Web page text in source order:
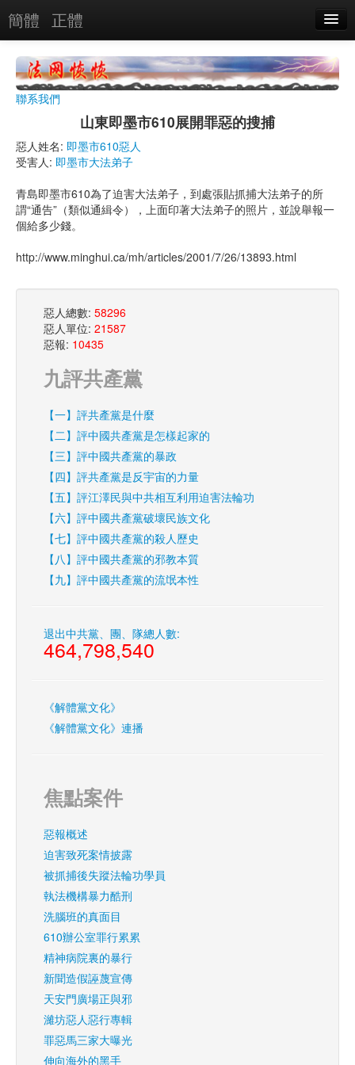
簡體 正體
惡報實例
惡人單位
關於
聯系我們
山東即墨市610展開罪惡的搜捕
惡人姓名: 即墨市610惡人
受害人: 即墨市大法弟子
青島即墨市610為了迫害大法弟子，到處張貼抓捕大法弟子的所
謂“通告”（類似通緝令），上面印著大法弟子的照片，並說舉報一
個給多少錢。
http://www.minghui.ca/mh/articles/2001/7/26/13893.html
惡人總數: 58296
惡人單位: 21587
惡報: 10435
九評共產黨
【一】評共產黨是什麼
【二】評中國共產黨是怎樣起家的
【三】評中國共產黨的暴政
【四】評共產黨是反宇宙的力量
【五】評江澤民與中共相互利用迫害法輪功
【六】評中國共產黨破壞民族文化
【七】評中國共產黨的殺人歷史
【八】評中國共產黨的邪教本質
【九】評中國共產黨的流氓本性
退出中共黨、團、隊總人數:
464,798,540
《解體黨文化》
《解體黨文化》連播
焦點案件
惡報概述
迫害致死案情披露
被抓捕後失蹤法輪功學員
執法機構暴力酷刑
洗腦班的真面目
610辦公室罪行累累
精神病院裏的暴行
新聞造假誣蔑宣傳
天安門廣場正與邪
濰坊惡人惡行專輯
罪惡馬三家大曝光
伸向海外的黑手